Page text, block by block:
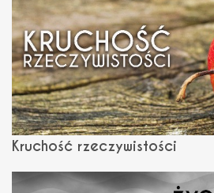
Kruchość rzeczywistości